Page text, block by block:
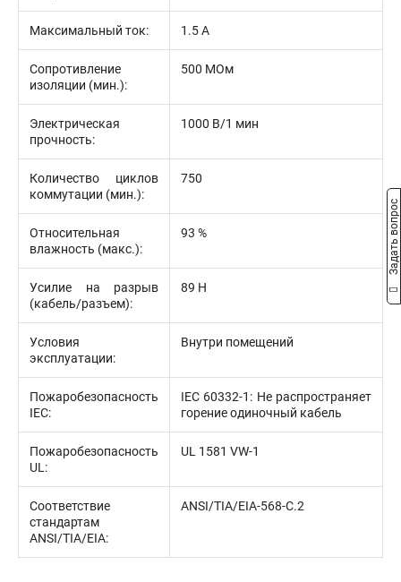
Максимальный ток: 1.5 А
Сопротивление
изоляции (мин.):
500 МОм
Электрическая
прочность:
1000 В/1 мин
Количество циклов
коммутации (мин.):
750
Относительная
влажность (макс.):
93 %
Усилие на разрыв
(кабель/разъем):
89 Н
Условия
эксплуатации:
Внутри помещений
Пожаробезопасность
IEC:
IEC 60332-1: Не распространяет
горение одиночный кабель
Пожаробезопасность
UL:
UL 1581 VW-1
Соответствие
стандартам
ANSI/TIA/EIA:
ANSI/TIA/EIA-568-С.2
Задать вопрос